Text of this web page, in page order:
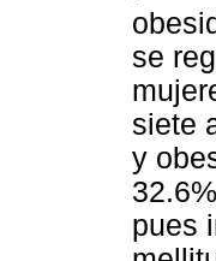
se
siete
y
pues